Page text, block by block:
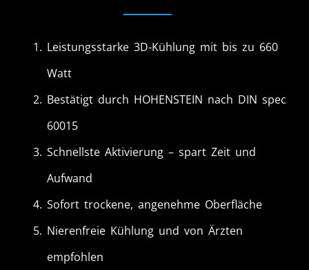
Leistungsstarke 3D-Kühlung mit bis zu 660
Watt
Bestätigt durch HOHENSTEIN nach DIN spec
60015
Schnellste Aktivierung – spart Zeit und
Aufwand
Sofort trockene, angenehme Oberfläche
Nierenfreie Kühlung und von Ärzten
empfohlen